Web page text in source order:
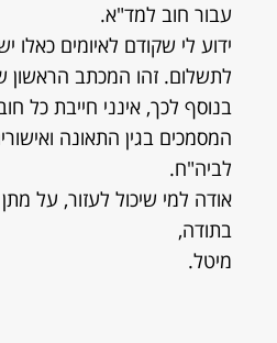
עבור חוב למד"א.
ידוע לי שקודם לאיומים
לתשלום. זהו המכתב הראשון
בנוסף לכך, אינני חייבת כל
המסמכים בגין התאונה
לביה"ח.
אודה למי שיכול לעזור, על
בתודה,
מיטל.